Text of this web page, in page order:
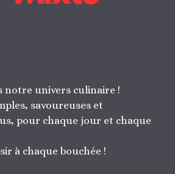
notre univers culinaire !
savoureuses et
pour chaque jour et chaque
à chaque bouchée !